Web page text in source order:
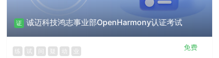
证 诚迈科技鸿志事业部OpenHarmony认证考试
练 试 问 疑 动 业 免费